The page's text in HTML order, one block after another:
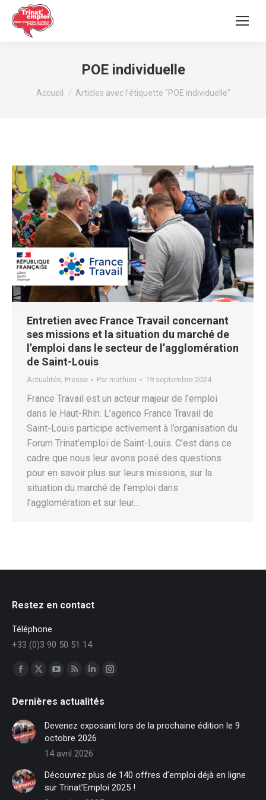
POE individuelle
Vous êtes ici :
Accueil Articles avec l’étiquette "POE individuelle"
Entretien avec France Travail concernant
ses missions et la situation du marché de
l’emploi dans le secteur de l’agglomération
de Saint-Louis
Actualités, Presse Par mathieu 19 septembre 2024
France Travail est un acteur majeur de l’emploi
dans le Haut-Rhin. L’agence France Travail de
Saint-Louis participe activement à l’organisation du
Forum Trinat’emploi de Saint-Louis. C’est dans ce
cadre que nous leur avons posé des questions
pour en savoir plus sur leurs missions, sur la
situation du marché de l’emploi dans
l’agglomération et sur leur…
Restez en contact
Téléphone
+33 (0)3 90 50 51 14
Trouvez nous sur :
Facebook
opens
in
new
window
X
opens
new
window
opens
in
new
window
opens
in
new
window
LinkedIn
opens
in
new
window
Instagram
in
Dernières actualités
Devenez exposant lors de la prochaine édition le 9
octobre 2026
14 avril 2026
Découvrez plus de 140 offres d’emploi déjà en ligne
sur Trinat’Emploi 2025 !